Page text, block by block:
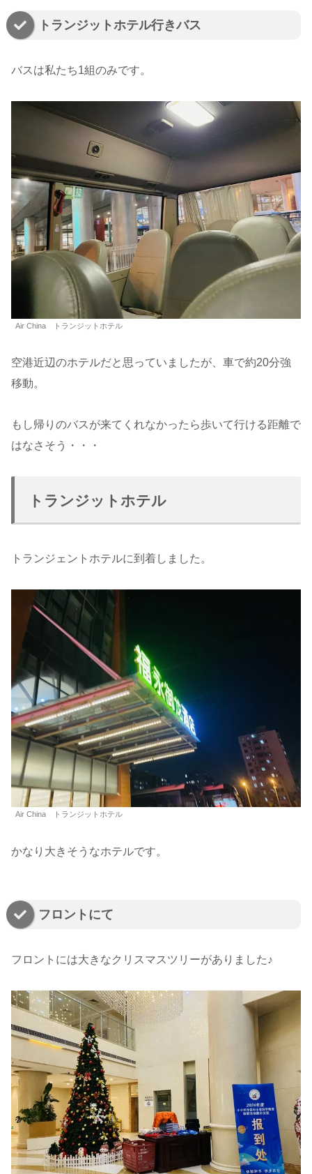
トランジットホテル行きバス
バスは私たち1組のみです。
Air China トランジットホテル
空港近辺のホテルだと思っていましたが、車で約20分強
移動。
もし帰りのバスが来てくれなかったら歩いて行ける距離で
はなさそう・・・
トランジットホテル
トランジェントホテルに到着しました。
Air China トランジットホテル
かなり大きそうなホテルです。
フロントにて
フロントには大きなクリスマスツリーがありました♪